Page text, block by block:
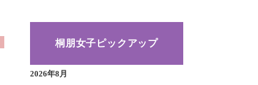
桐朋女子ピックアップ
2026年8月